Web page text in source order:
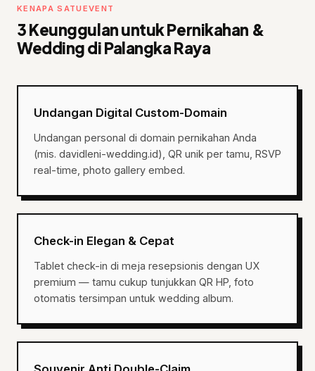
KENAPA SATUEVENT
3 Keunggulan untuk Pernikahan &
Wedding di Palangka Raya
Undangan Digital Custom-Domain
Undangan personal di domain pernikahan Anda
(mis. davidleni-wedding.id), QR unik per tamu, RSVP
real-time, photo gallery embed.
Check-in Elegan & Cepat
Tablet check-in di meja resepsionis dengan UX
premium — tamu cukup tunjukkan QR HP, foto
otomatis tersimpan untuk wedding album.